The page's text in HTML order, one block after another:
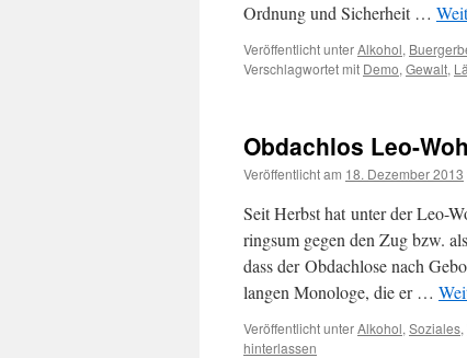
Ordnung und Sicherheit …
Veröffentlicht unterAlkohol,
Verschlagwortet mit Demo, Gewalt,
Obdachlos Leo-
Veröffentlicht am 18. Dezember 2013
Seit Herbst hat unter der Leo-
ringsum gegen den Zug bzw.
dass der Obdachlose nach
langen Monologe, die er …
Veröffentlicht unterAlkohol, Soziales,
hinterlassen